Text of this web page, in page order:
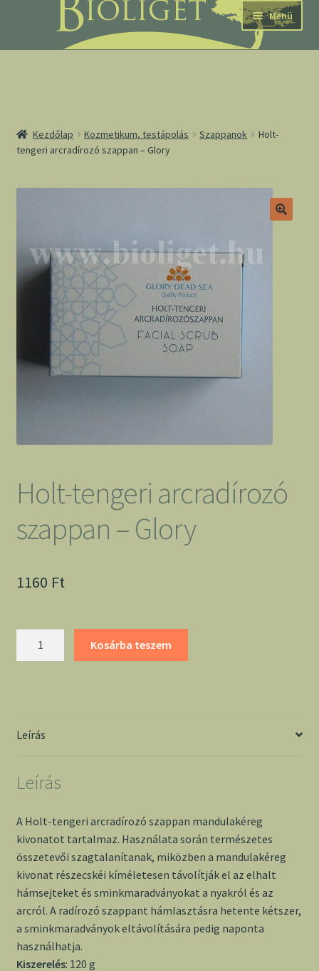
navigációhoz
tartalomba
Menü
Kezdőlap Kozmetikum, testápolás Szappanok
Holt-
tengeri arcradírozó szappan – Glory
Holt-tengeri arcradírozó
szappan – Glory
1160 Ft
mennyiség
Kosárba teszem
Leírás
Leírás
A Holt-tengeri arcradírozó szappan mandulakéreg
kivonatot tartalmaz. Használata során természetes
összetevői szagtalanítanak, miközben a mandulakéreg
kivonat részecskéi kíméletesen távolítják el az elhalt
hámsejteket és sminkmaradványokat a nyakról és az
arcról. A radírozó szappant hámlasztásra hetente kétszer,
a sminkmaradványok eltávolítására pedig naponta
használhatja.
Kiszerelés: 120 g